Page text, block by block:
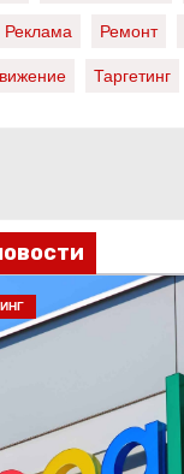
Реклама Ремонт
Таргетинг